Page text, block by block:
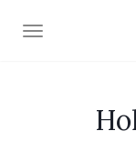
AFFICHER/